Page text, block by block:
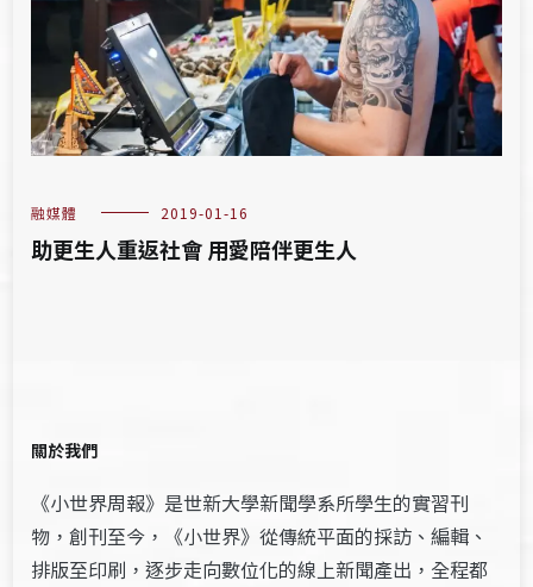
融媒體 2019-01-16
助更生人重返社會 用愛陪伴更生人
關於我們
《小世界周報》是世新大學新聞學系所學生的實習刊
物，創刊至今，《小世界》從傳統平面的採訪、編輯、
排版至印刷，逐步走向數位化的線上新聞產出，全程都